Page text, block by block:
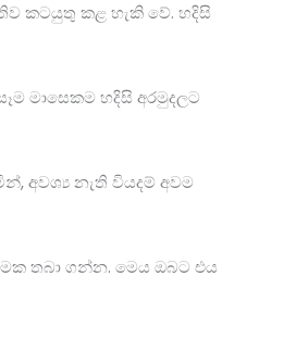
කටයුතු කළ හැකි වේ. හදිසි
මාසෙකම හදිසි අරමුදලට
අවශ්‍ය නැති වියදම් අවම
තබා ගන්න. මෙය ඔබට එය